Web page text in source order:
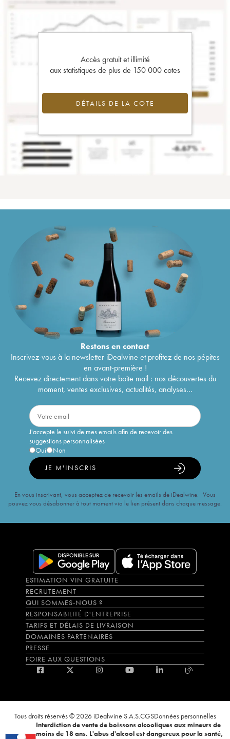
Accès gratuit et illimité
aux statistiques de plus de 150 000 cotes
DÉTAILS DE LA COTE
Restons encontact
Inscrivez-vous à la newsletter iDealwine et profitez de nos pépites
en avant-première !
Recevez directement dans votre boîte mail : nos découvertes du
moment, ventes exclusives, actualités, analyses...
J'accepte le suivi de mes emails afin de recevoir des
suggestions personnalisées
Oui
Non
JE M'INSCRIS
En vous inscrivant, vous acceptez de recevoir les emails de iDealwine. Vous
pouvez vous désabonner à tout moment via le lien présent dans chaque message.
ESTIMATION VIN GRATUITE
RECRUTEMENT
QUI SOMMES-NOUS ?
RESPONSABILITÉ D'ENTREPRISE
TARIFS ET DÉLAIS DE LIVRAISON
DOMAINES PARTENAIRES
PRESSE
FOIRE AUX QUESTIONS
Tous droits réservés © 2026 iDealwine S.A.S.CGSDonnées personnelles
Interdiction de vente de boissons alcooliques aux mineurs de
moins de 18 ans. L'abus d'alcool est dangereux pour la santé,